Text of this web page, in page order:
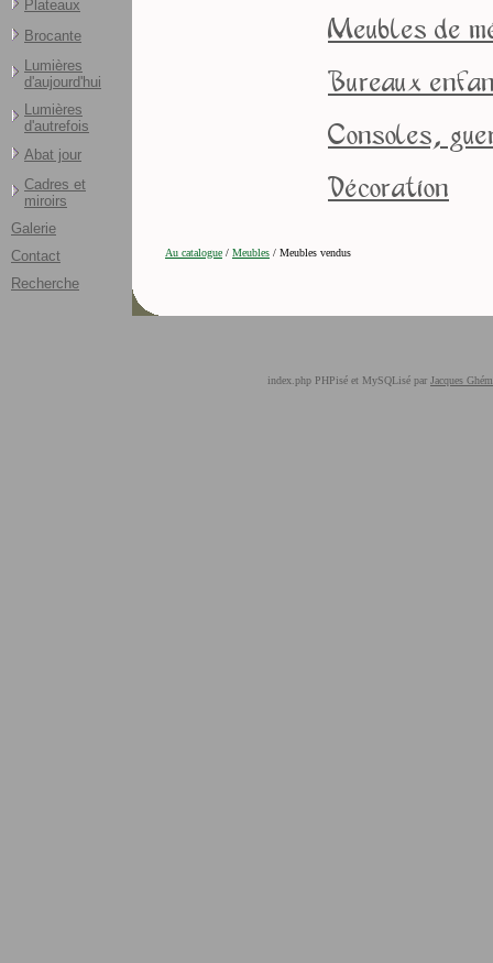
Plateaux
Brocante
Lumières
d'aujourd'hui
Lumières
d'autrefois
Abat jour
Cadres et
miroirs
Galerie
Contact
Recherche
Meubles de
Bureaux
Consoles,
Décoration
Au catalogue / Meubles / Meubles vendus
index.php PHPisé et MySQLisé par Jacques